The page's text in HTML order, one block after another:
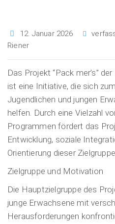
12. Januar 2026
Riener
Das Projekt “Pack mer’s”
ist eine Initiative, die sich
Jugendlichen und jungen
helfen. Durch eine Vielzahl
Programmen fördert das
Entwicklung, soziale
Orientierung dieser
Zielgruppe und Motivation
Die Hauptzielgruppe des
junge Erwachsene mit
Herausforderungen